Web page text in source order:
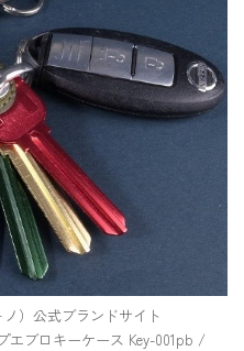
）公式ブランドサイト
エブロキーケース Key-001pb /